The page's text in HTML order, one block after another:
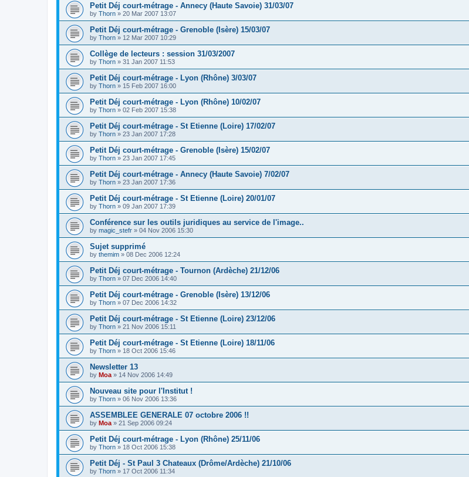
Petit Déj court-métrage - Annecy (Haute Savoie) 31/03/07
by Thorn » 20 Mar 2007 13:07
Petit Déj court-métrage - Grenoble (Isère) 15/03/07
by Thorn » 12 Mar 2007 10:29
Collège de lecteurs : session 31/03/2007
by Thorn » 31 Jan 2007 11:53
Petit Déj court-métrage - Lyon (Rhône) 3/03/07
by Thorn » 15 Feb 2007 16:00
Petit Déj court-métrage - Lyon (Rhône) 10/02/07
by Thorn » 02 Feb 2007 15:38
Petit Déj court-métrage - St Etienne (Loire) 17/02/07
by Thorn » 23 Jan 2007 17:28
Petit Déj court-métrage - Grenoble (Isère) 15/02/07
by Thorn » 23 Jan 2007 17:45
Petit Déj court-métrage - Annecy (Haute Savoie) 7/02/07
by Thorn » 23 Jan 2007 17:36
Petit Déj court-métrage - St Etienne (Loire) 20/01/07
by Thorn » 09 Jan 2007 17:39
Conférence sur les outils juridiques au service de l'image..
by magic_stefr » 04 Nov 2006 15:30
Sujet supprimé
by themim » 08 Dec 2006 12:24
Petit Déj court-métrage - Tournon (Ardèche) 21/12/06
by Thorn » 07 Dec 2006 14:40
Petit Déj court-métrage - Grenoble (Isère) 13/12/06
by Thorn » 07 Dec 2006 14:32
Petit Déj court-métrage - St Etienne (Loire) 23/12/06
by Thorn » 21 Nov 2006 15:11
Petit Déj court-métrage - St Etienne (Loire) 18/11/06
by Thorn » 18 Oct 2006 15:46
Newsletter 13
by Moa » 14 Nov 2006 14:49
Nouveau site pour l'Institut !
by Thorn » 06 Nov 2006 13:36
ASSEMBLEE GENERALE 07 octobre 2006 !!
by Moa » 21 Sep 2006 09:24
Petit Déj court-métrage - Lyon (Rhône) 25/11/06
by Thorn » 18 Oct 2006 15:38
Petit Déj - St Paul 3 Chateaux (Drôme/Ardèche) 21/10/06
by Thorn » 17 Oct 2006 11:34